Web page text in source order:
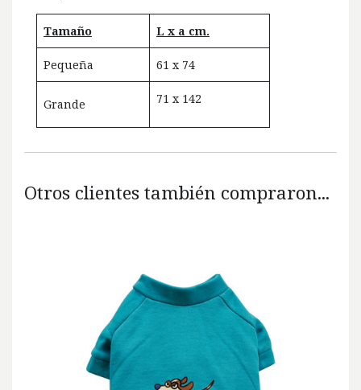
Tamaño L x a cm.
Pequeña 61 x 74
Grande 71 x 142
Otros clientes también compraron...